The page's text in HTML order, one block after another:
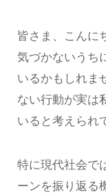
皆さま、こんに
気づかないうち
いるかもしれま
ない行動が実は
いると考えられ
特に現代社会で
ーンを振り返る